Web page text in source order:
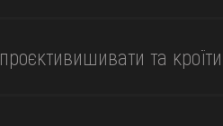
проєктивишивати та кроїти